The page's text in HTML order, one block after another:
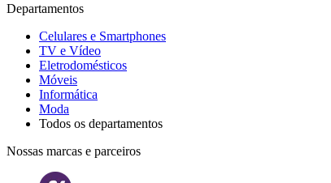
Departamentos
Celulares e Smartphones
TV e Vídeo
Eletrodomésticos
Móveis
Informática
Moda
Todos os departamentos
Nossas marcas e parceiros